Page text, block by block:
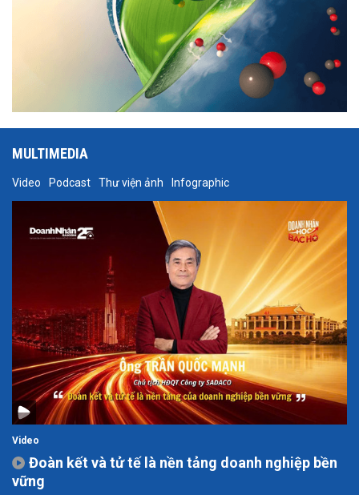
MULTIMEDIA
Video Podcast Thư viện ảnh Infographic
Video
Đoàn kết và tử tế là nền tảng doanh nghiệp bền
vững